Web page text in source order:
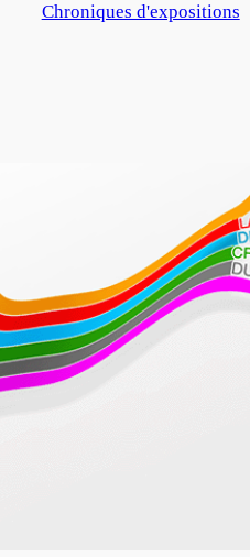
Par rapport à
Chroniques d'expositions